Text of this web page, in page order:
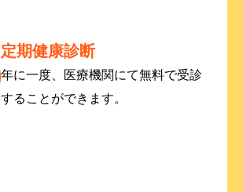
定期健康診断
年に一度、医療機関にて無料で受診
することができます。